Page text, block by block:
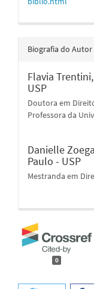
Biografia do Autor
Flavia Trentini,
USP
Doutora em
Professora da
Danielle
Paulo - USP
Mestranda em
0